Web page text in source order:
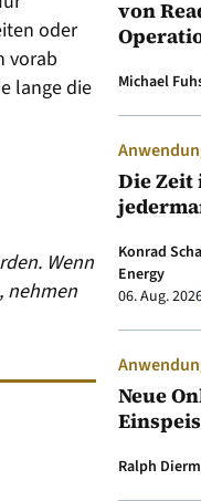
oder
vorab
lange die
Wenn
nehmen
von
Michael
Die
Konrad
Energy
06. Aug.
Neue
Ralph